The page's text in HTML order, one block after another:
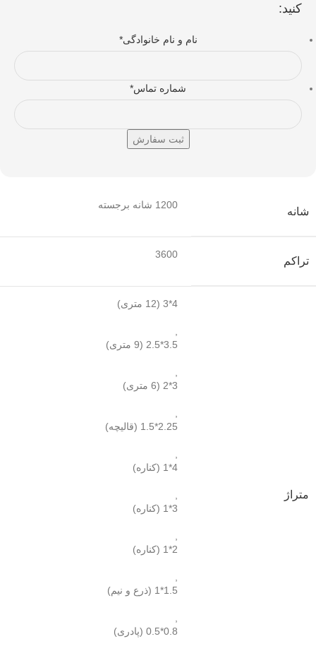
کنید:
نام و نام خانوادگی*
شماره تماس*
شانه
1200 شانه برجسته
تراکم
3600
متراژ
4*3 (12 متری)
3.5*2.5 (9 متری)
3*2 (6 متری)
2.25*1.5 (قالیچه)
4*1 (کناره)
3*1 (کناره)
2*1 (کناره)
1.5*1 (ذرع و نیم)
0.8*0.5 (پادری)